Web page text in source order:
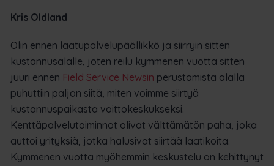
Kris Oldland
Olin ennen laatupalvelupäällikkö ja siirryin sitten
kustannusalalle, joten reilu kymmenen vuotta sitten
juuri ennen Field Service Newsin perustamista alalla
puhuttiin paljon siitä, miten voimme siirtyä
kustannuspaikasta voittokeskukseksi.
Kenttäpalvelutoiminnot olivat välttämätön paha, joka
auttoi yrityksiä, jotka halusivat siirtää laatikoita.
Kymmenen vuotta myöhemmin keskustelu on kehittynyt